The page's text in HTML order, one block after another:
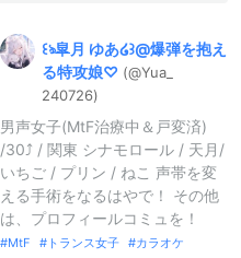
꒰ঌ皐月 ゆあ໒꒱@爆弾を抱え
る特攻娘♡ (@Yua_
240726)
男声女子(MtF治療中＆戸変済)
/30⤴︎︎︎ / 関東 シナモロール / 天月/
いちご / プリン / ねこ 声帯を変
える手術をなるはやで！ その他
は、プロフィールコミュを！
MtF トランス女子
カラオケ